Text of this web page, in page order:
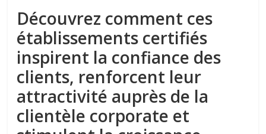
Découvrez comment ces
établissements certifiés
inspirent la confiance des
clients, renforcent leur
attractivité auprès de la
clientèle corporate et